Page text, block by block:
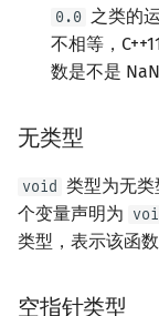
0.0 之类的
不相等，
数是不是
无类型
void 类型为无
个变量声明为
类型，表示该函
空指针类型